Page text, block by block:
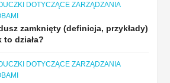
DOTYCZĄCE ZARZĄDZANIA
zamknięty (definicja, przykłady)
to działa?
DOTYCZĄCE ZARZĄDZANIA